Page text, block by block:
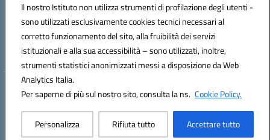
Il nostro Istituto non utilizza strumenti di profilazione degli utenti -
sono utilizzati esclusivamente cookies tecnici necessari al
corretto funzionamento del sito, alla fruibilità dei servizi
istituzionali e alla sua accessibilità – sono utilizzati, inoltre,
strumenti statistici anonimizzati messi a disposizione da Web
Analytics Italia.
Per saperne di più sul nostro sito, consulta la ns. Cookie Policy.
Personalizza Rifiuta tutto Accettare tutto
Codice fiscale: 84000710792
Codice meccanografico:
CZIC869004
Codice unico di fatturazione (CUF): UFKGA0
Hosting & Powered by 3D Solution S.r.l.
Concept & Design by Designers Italia